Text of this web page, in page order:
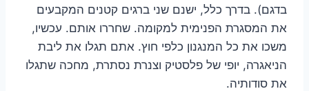
בדגם). בדרך כלל, ישנם שני ברגים קטנים המקבעים
את המסגרת הפנימית למקומה. שחררו אותם. עכשיו,
משכו את כל המנגנון כלפי חוץ. אתם תגלו את ליבת
הניאגרה, יופי של פלסטיק וצנרת נסתרת, מחכה שתגלו
את סודותיה.